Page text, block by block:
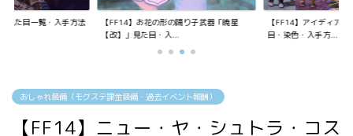
見た目一覧・入手方法
【FF14】お花の形の踊り子武器「暁星
【改】」見た目・入...
【FF14】アイディア
目・染色・入手方...
おしゃれ装備（モグステ課金装備・過去イベント報酬）
【FF14】ニュー・ヤ・シュトラ・コス